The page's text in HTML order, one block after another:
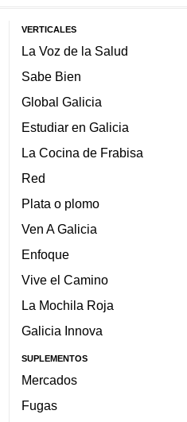
VERTICALES
La Voz de la Salud
Sabe Bien
Global Galicia
Estudiar en Galicia
La Cocina de Frabisa
Red
Plata o plomo
Ven A Galicia
Enfoque
Vive el Camino
La Mochila Roja
Galicia Innova
SUPLEMENTOS
Mercados
Fugas